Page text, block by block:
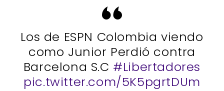
Los de ESPN Colombia viendo
como Junior Perdió contra
Barcelona S.C #Libertadores
pic.twitter.com/5K5pgrtDUm